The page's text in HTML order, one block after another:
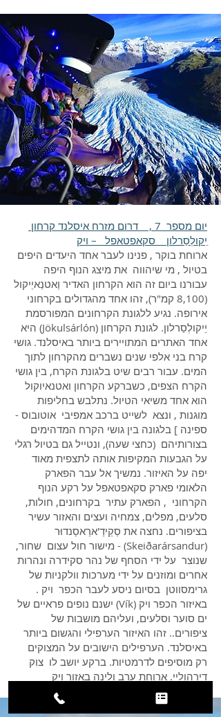
יום מספר 7 , דרום מזרח איסלנד קרחון
ֵיקולְסַרלון סקאפטאפל – ויק
ארוחת בוקר , פנינו לעבר אחד היעדים היפים
בטיול , מי שיהווה את מיצג הנוף היפה
עבורנו ביום זה הוא הקרחון האדיר וַאטנַאיֵיקול
(8,100 קמ"ר), זהו אחד מהגדולים בקרחוני
אירופה. נגיע ללגונת הקרחונים המפורסמת
יֵיקולְסַרלון. לגונת הקרחון (Jökulsárlón) היא
אחד האתרים המתויירים ביותר באיסלנד. גושי
קרח בני אלפי שנים נשברים מהקרחון לתוך
המים. עבור רבים שיט בלגונת הקרח, בין גושי
הקרח הצפים, כשברקע הקרחון ואטנאיוקול
הוא אחד משיאי הטיול. נתלבש בחליפות
מוגנות , ונצא לשייט ברכב אמפיבי אוטובוס -
ספינה ] בלגונה בין גושי הקרח המדהימים
בצורותיהם (כחצי שעה), ונטייל גם בטיול רגלי
על הגבעות המקיפות אותה לתצפית מאוד
יפה על האיזור. נמשיך אל עבר הפארק
הלאומי פארק סקאפטאפל על רקע הנוף
הקרחוני , הפארק עתיר בקרחונים, חולות,
סלעים, מפלים, צמחיה ועצים והאזור עשיר
בציפורים. נחצה את סְקֵידַ'ארַאסַנדוּר
(Skeiðarársandur) - מישור חול עצום שחור,
שנוצר על ידי הסחף של נהר סקידרה ונהרות
אחרים ומוזנים על ידי מערכות וולקניות של
גרימסווטן בסיום ניסע לעבר הכפר ויק .
באיזור הכפר ויק (Vík) ישנם נופים פראיים של
ים סוער וסלעים, ועליהם מושבות של
ציפורים.. זהו האיזור הערפילי והגשום ביותר
באיסלנד. הערפילים הישובים על המצוקים
רק מוסיפים לדרמטיות. ברקע יושב לו צוק
דירהוליי. ארוחת ערב ולינה באזור ויק